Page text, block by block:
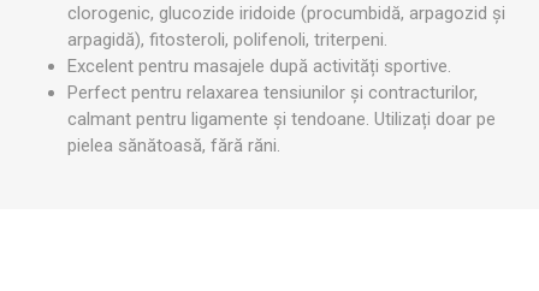
clorogenic, glucozide iridoide (procumbidă, arpagozid și
arpagidă), fitosteroli, polifenoli, triterpeni.
Excelent pentru masajele după activități sportive.
Perfect pentru relaxarea tensiunilor și contracturilor,
calmant pentru ligamente și tendoane. Utilizați doar pe
pielea sănătoasă, fără răni.